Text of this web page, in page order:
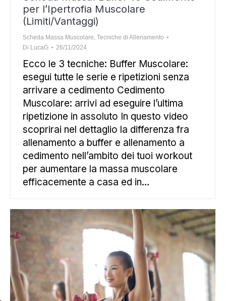
per l’Ipertrofia Muscolare
(Limiti/Vantaggi)
Scheda Massa Muscolare Tecniche di Allenamento
Di LucaG 26/11/2024
Ecco le 3 tecniche: Buffer Muscolare:
esegui tutte le serie e ripetizioni senza
arrivare a cedimento Cedimento
Muscolare: arrivi ad eseguire l’ultima
ripetizione in assoluto In questo video
scoprirai nel dettaglio la differenza fra
allenamento a buffer e allenamento a
cedimento nell’ambito dei tuoi workout
per aumentare la massa muscolare
efficacemente a casa ed in…